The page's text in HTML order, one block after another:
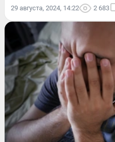
29 августа, 2024, 14:22 2 683